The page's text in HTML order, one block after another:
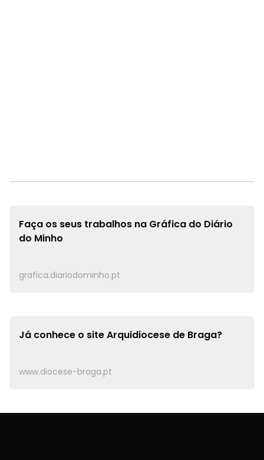
Faça os seus trabalhos na Gráfica do Diário
do Minho
grafica.diariodominho.pt
Já conhece o siteArquidiocese de Braga?
www.diocese-braga.pt